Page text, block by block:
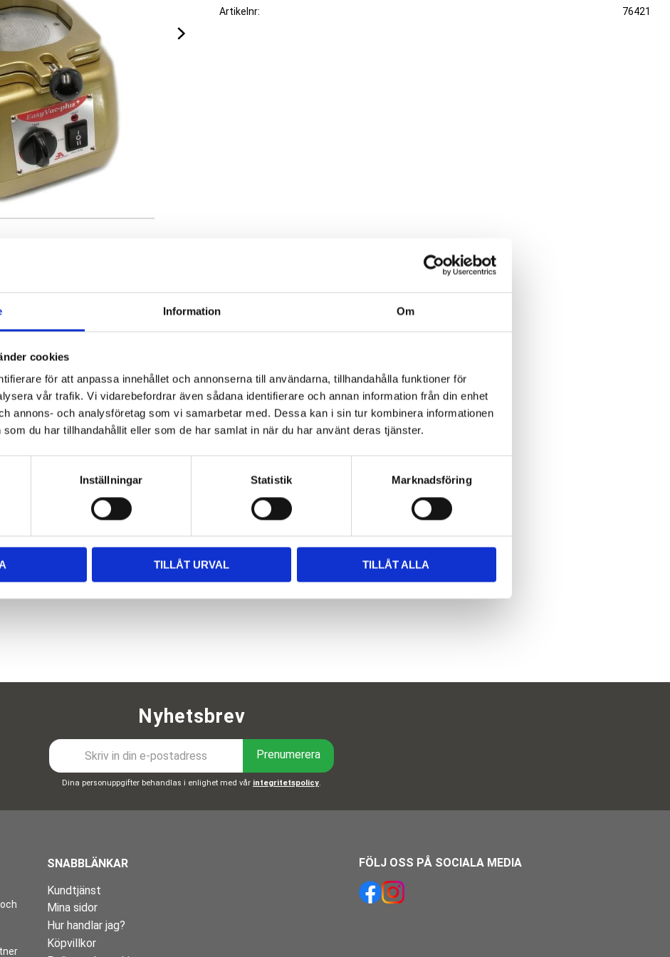
Information Om
cookies
för att anpassa innehållet och annonserna till användarna, tillhandahålla funktioner för
vår trafik. Vi vidarebefordrar även sådana identifierare och annan information från din enhet
annons- och analysföretag som vi samarbetar med. Dessa kan i sin tur kombinera informationen
som du har tillhandahållit eller som de har samlat in när du har använt deras tjänster.
Inställningar Statistik Marknadsföring
TILLÅT URVAL TILLÅT ALLA
Artikelnr 76421
olika slag skenorEasyVac EV 3
ett rejält kraftigt sug för även de
bullriga sugmotorer.
för tillverkning av olika slag skenor,
sin kraftfulla motor väsnas
inte.
Nyhetsbrev
Prenumerera
Dina personuppgifter behandlas i enlighet med vår integritetspolicy.
SNABBLÄNKAR
Kundtjänst
Mina sidor
Hur handlar jag?
Köpvillkor
FÖLJ OSS PÅ SOCIALA MEDIA